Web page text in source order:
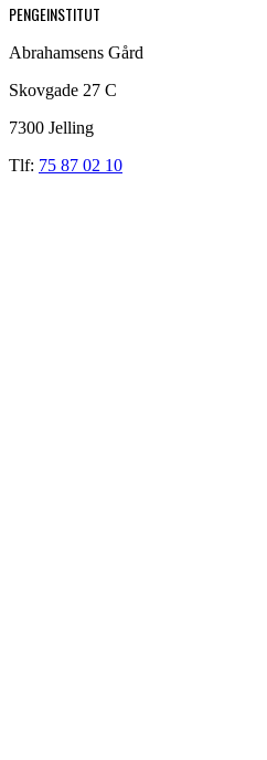
PENGEINSTITUT
Abrahamsens Gård
Skovgade 27 C
7300 Jelling
Tlf: 75 87 02 10